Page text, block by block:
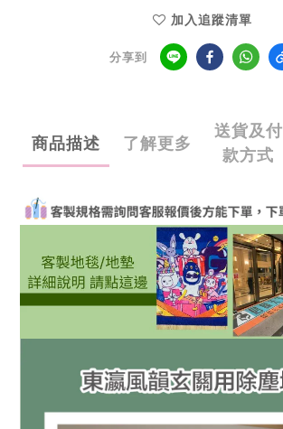
加入追蹤清單
分享到
商品描述 了解更多
送貨及付
款方式